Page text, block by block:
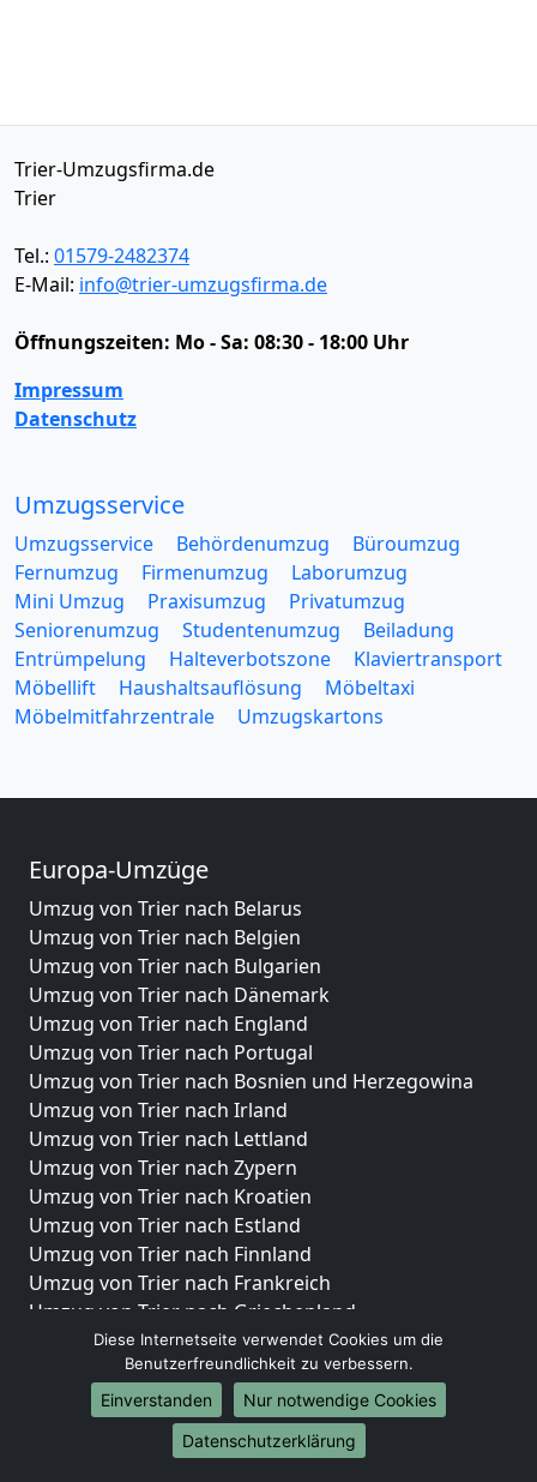
Trier-Umzugsfirma.de
Trier
Tel.: 01579-2482374
E-Mail: info@trier-umzugsfirma.de
Öffnungszeiten: Mo - Sa: 08:30 - 18:00 Uhr
Impressum
Datenschutz
Umzugsservice
Umzugsservice Behördenumzug
Büroumzug
Fernumzug
Firmenumzug
Laborumzug
Mini Umzug
Praxisumzug
Privatumzug
Seniorenumzug
Studentenumzug
Beiladung
Entrümpelung
Halteverbotszone
Klaviertransport
Möbellift
Haushaltsauflösung
Möbeltaxi
Möbelmitfahrzentrale
Umzugskartons
Europa-Umzüge
Umzug von Trier nach Belarus
Umzug von Trier nach Belgien
Umzug von Trier nach Bulgarien
Umzug von Trier nach Dänemark
Umzug von Trier nach England
Umzug von Trier nach Portugal
Umzug von Trier nach Bosnien und Herzegowina
Umzug von Trier nach Irland
Umzug von Trier nach Lettland
Umzug von Trier nach Zypern
Umzug von Trier nach Kroatien
Umzug von Trier nach Estland
Umzug von Trier nach Finnland
Umzug von Trier nach Frankreich
Umzug von Trier nach Griechenland
Umzug von Trier nach Italien
Umzug von Trier nach Liechtenstein
Umzug von Trier nach Luxemburg
Umzug von Trier nach Niederlande
Umzug von Trier nach Norwegen
Diese Internetseite verwendet Cookies um die
Benutzerfreundlichkeit zu verbessern.
Einverstanden
Nur notwendige Cookies
Datenschutzerklärung